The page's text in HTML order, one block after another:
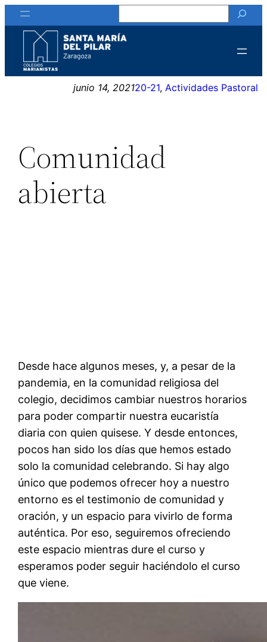
Saltar
al
contenido
junio 14, 202120-21, Actividades Pastoral
Comunidad
abierta
Desde hace algunos meses, y, a pesar de la
pandemia, en la comunidad religiosa del
colegio, decidimos cambiar nuestros horarios
para poder compartir nuestra eucaristía
diaria con quien quisese. Y desde entonces,
pocos han sido los días que hemos estado
solo la comunidad celebrando. Si hay algo
único que podemos ofrecer hoy a nuestro
entorno es el testimonio de comunidad y
oración, y un espacio para vivirlo de forma
auténtica. Por eso, seguiremos ofreciendo
este espacio mientras dure el curso y
esperamos poder seguir haciéndolo el curso
que viene.